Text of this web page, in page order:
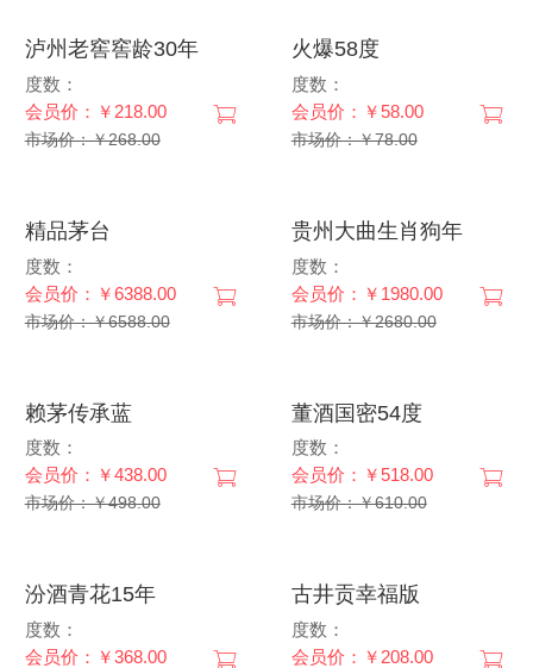
泸州老窖窖龄30年
度数：
会员价：￥218.00
市场价：￥268.00
火爆58度
度数：
会员价：￥58.00
市场价：￥78.00
精品茅台
度数：
会员价：￥6388.00
市场价：￥6588.00
贵州大曲生肖狗年
度数：
会员价：￥1980.00
市场价：￥2680.00
赖茅传承蓝
度数：
会员价：￥438.00
市场价：￥498.00
董酒国密54度
度数：
会员价：￥518.00
市场价：￥610.00
汾酒青花15年
度数：
会员价：￥368.00
古井贡幸福版
度数：
会员价：￥208.00